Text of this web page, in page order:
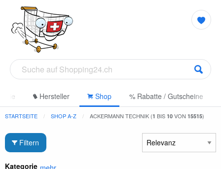
Hersteller Shop % Rabatte / Gutscheine
STARTSEITE SHOP A-Z ACKERMANN TECHNIK (1 BIS 10 VON 15515)
Filtern
Kategorie